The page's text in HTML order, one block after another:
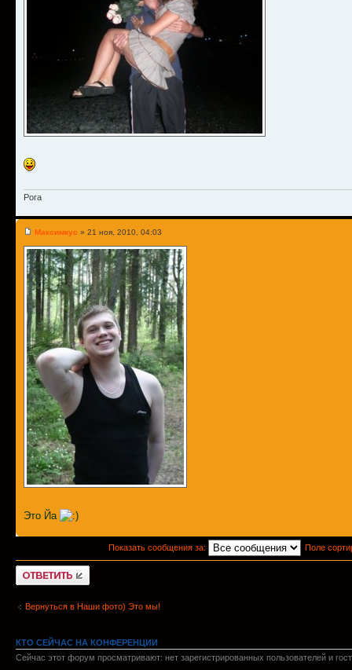
Рога
Максимкус » 21 ноя, 2010, 04:03
Это Йа
Показать сообщения за: Поле
Ответить
Вернуться в Наши фото) Это мы!
КТО СЕЙЧАС НА КОНФЕРЕНЦИИ
Сейчас этот форум просматривают: нет зарегистрированных пользователей и